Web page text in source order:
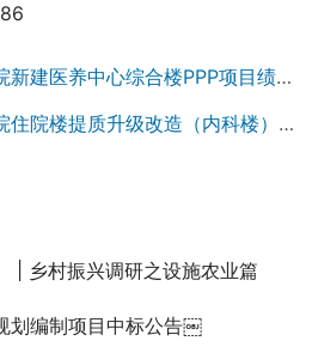
综合楼PPP项目绩效评价咨询服务项目竞争性磋商公告
级改造（内科楼）项目水电改造工程竞争性磋商公告￼
| 乡村振兴调研之设施农业篇
划编制项目中标公告￼